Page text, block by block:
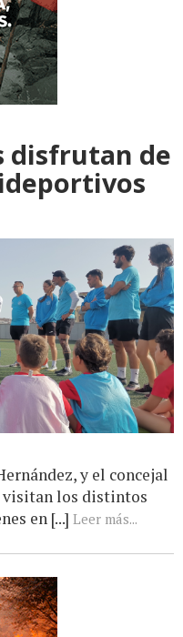
disfrutan de
y el concejal
visitan los distintos
en [...] Leer más...